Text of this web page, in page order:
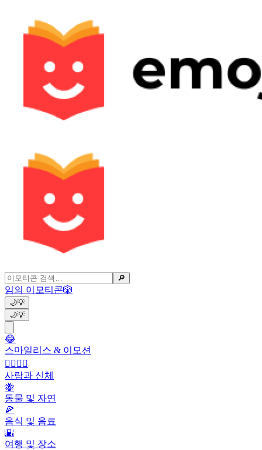
🔎
임의 이모티콘🎲
🌙💡
🌙💡
😂
스마일리스 & 이모션
👩‍❤️‍💋‍👨
사람과 신체
🐝
동물 및 자연
🍕
음식 및 음료
🌇
여행 및 장소